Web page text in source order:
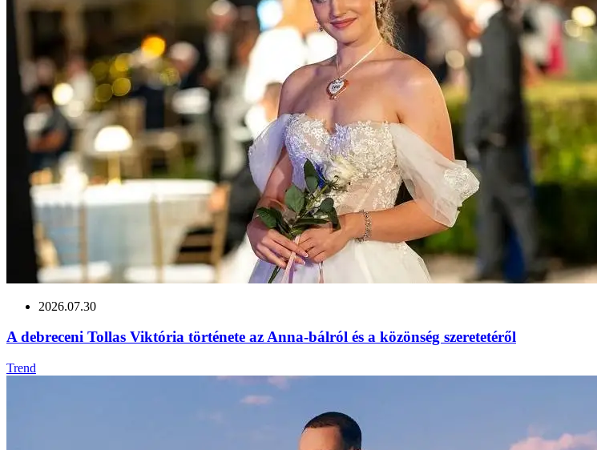
2026.07.30
A debreceni Tollas Viktória története az Anna‑bálról és a közönség szeretetéről
Trend